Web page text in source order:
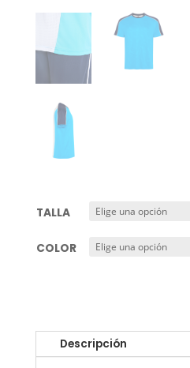
TALLA
COLOR
Descripción